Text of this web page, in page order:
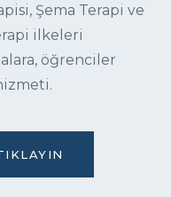
Şema Terapi ve
ilkeleri
öğrenciler